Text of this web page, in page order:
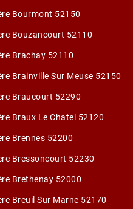
Bourmont 52150
Bouzancourt 52110
Brachay 52110
Brainville Sur Meuse 52150
Braucourt 52290
Braux Le Chatel 52120
Brennes 52200
Bressoncourt 52230
Brethenay 52000
Breuil Sur Marne 52170